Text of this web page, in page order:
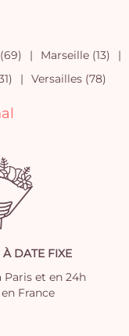
Marseille (13)
Versailles (78)
DATE FIXE
Paris et en 24h
France